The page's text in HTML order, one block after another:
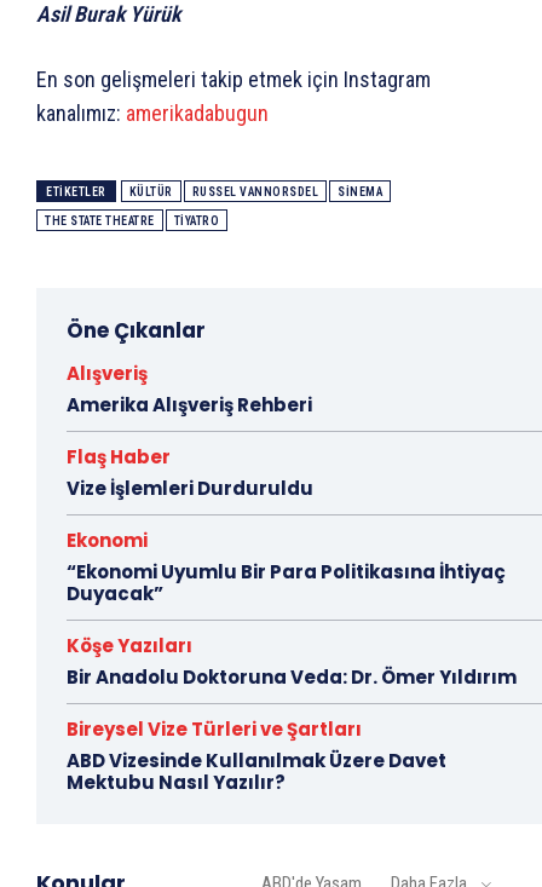
Asil Burak Yürük
En son gelişmeleri takip etmek için Instagram
kanalımız: amerikadabugun
ETIKETLER KÜLTÜR RUSSEL VANNORSDEL SINEMA
THE STATE THEATRE TIYATRO
Öne Çıkanlar
Alışveriş
Amerika Alışveriş Rehberi
Flaş Haber
Vize İşlemleri Durduruldu
Ekonomi
“Ekonomi Uyumlu Bir Para Politikasına İhtiyaç
Duyacak”
Köşe Yazıları
Bir Anadolu Doktoruna Veda: Dr. Ömer Yıldırım
Bireysel Vize Türleri ve Şartları
ABD Vizesinde Kullanılmak Üzere Davet
Mektubu Nasıl Yazılır?